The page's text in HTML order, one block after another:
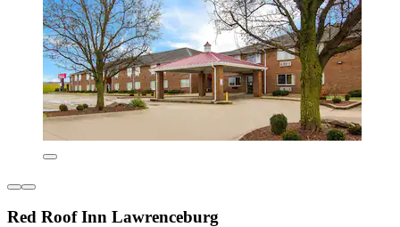
Red Roof Inn Lawrenceburg